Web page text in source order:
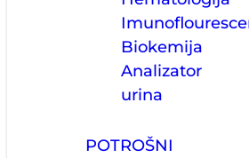
Biokemija
Analizator
urina
POTROŠNI